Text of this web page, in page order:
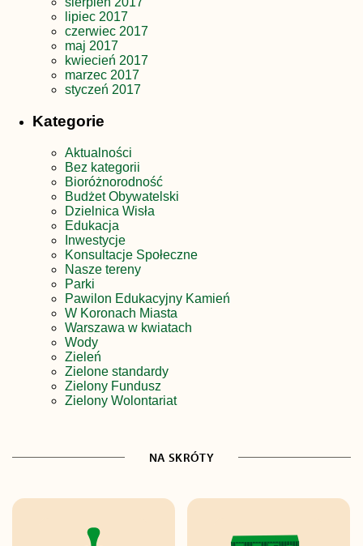
lipiec 2017
czerwiec 2017
maj 2017
kwiecień 2017
marzec 2017
styczeń 2017
Kategorie
Aktualności
Bez kategorii
Bioróżnorodność
Budżet Obywatelski
Dzielnica Wisła
Edukacja
Inwestycje
Konsultacje Społeczne
Nasze tereny
Parki
Pawilon Edukacyjny Kamień
W Koronach Miasta
Warszawa w kwiatach
Wody
Zieleń
Zielone standardy
Zielony Fundusz
Zielony Wolontariat
NA SKRÓTY